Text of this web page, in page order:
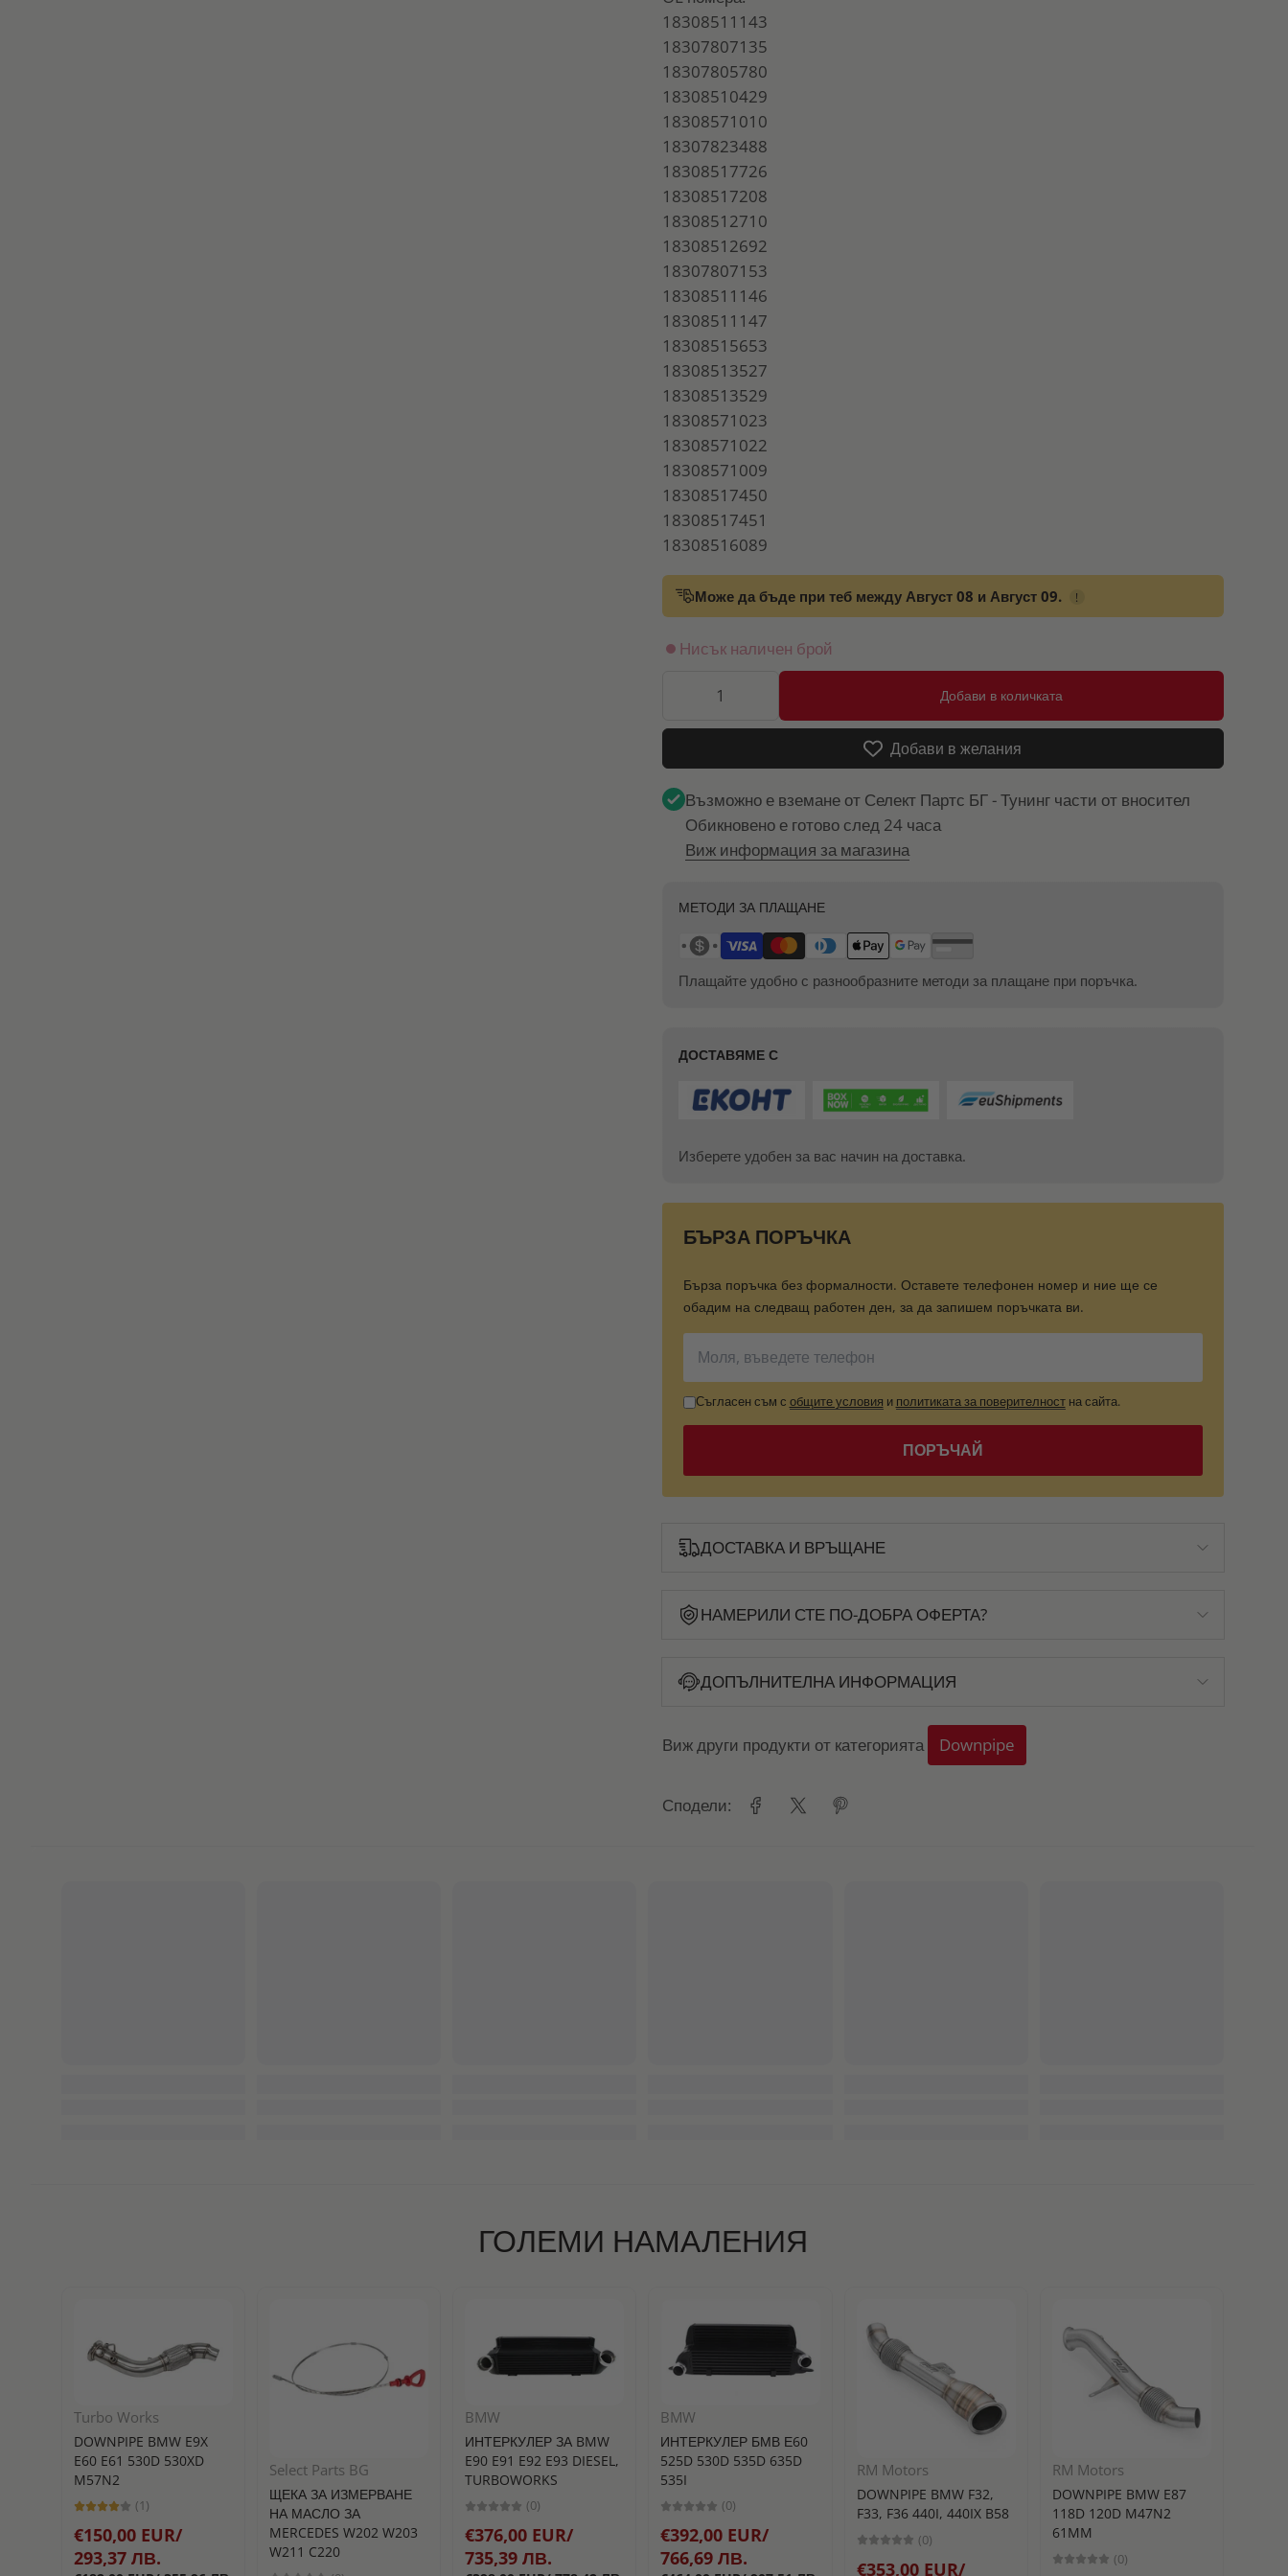
18308511143
18307807135
18307805780
18308510429
18308571010
18307823488
18308517726
18308517208
18308512710
18308512692
18307807153
18308511146
18308511147
18308515653
18308513527
18308513529
18308571023
18308571022
18308571009
18308517450
18308517451
18308516089
Може да бъде при теб между Август 08 и Август 09. !
Нисък наличен брой
Добави в количката
Добави в желания
Възможно е вземане от Селект Партс БГ - Тунинг части от вносител
Обикновено е готово след 24 часа
Виж информация за магазина
МЕТОДИ ЗА ПЛАЩАНЕ
Плащайте удобно с разнообразните методи за плащане при поръчка.
ДОСТАВЯМЕ С
Изберете удобен за вас начин на доставка.
БЪРЗА ПОРЪЧКА
Бърза поръчка без формалности. Оставете телефонен номер и ние ще се
обадим на следващ работен ден, за да запишем поръчката ви.
Съгласен съм с общите условия и политиката за поверителностна сайта.
ПОРЪЧАЙ
ДОСТАВКА И ВРЪЩАНЕ
НАМЕРИЛИ СТЕ ПО-ДОБРА ОФЕРТА?
ДОПЪЛНИТЕЛНА ИНФОРМАЦИЯ
Виж други продукти от категорията Downpipe
Сподели:
ГОЛЕМИ НАМАЛЕНИЯ
Turbo Works
DOWNPIPE BMW E9X
E60 E61 530D 530XD
M57N2
(1)
€150,00 EUR/
293,37 ЛВ.
Select Parts BG
ЩЕКА ЗА ИЗМЕРВАНЕ
НА МАСЛО ЗА
MERCEDES W202 W203
W211 C220
BMW
ИНТЕРКУЛЕР ЗА BMW
E90 E91 E92 E93 DIESEL,
TURBOWORKS
(0)
€376,00 EUR/
735,39 ЛВ.
BMW
ИНТЕРКУЛЕР БМВ Е60
525D 530D 535D 635D
535I
(0)
€392,00 EUR/
766,69 ЛВ.
RM Motors
DOWNPIPE BMW F32,
F33, F36 440I, 440IX B58
(0)
€353,00 EUR/
RM Motors
DOWNPIPE BMW E87
118D 120D M47N2
61MM
(0)